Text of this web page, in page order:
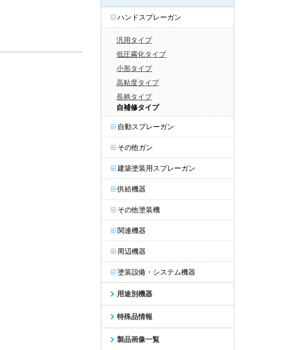
ハンドスプレーガン
汎用タイプ
低圧霧化タイプ
小形タイプ
高粘度タイプ
長柄タイプ
自補修タイプ
自動スプレーガン
その他ガン
建築塗装用スプレーガン
供給機器
その他塗装機
関連機器
周辺機器
塗装設備・システム機器
用途別機器
特殊品情報
製品画像一覧